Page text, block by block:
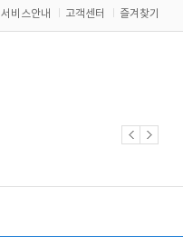
서비스안내 고객센터 즐겨찾기